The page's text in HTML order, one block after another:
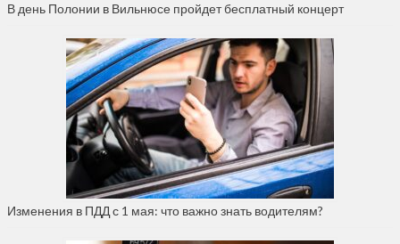
В день Полонии в Вильнюсе пройдет бесплатный концерт
Изменения в ПДД с 1 мая: что важно знать водителям?